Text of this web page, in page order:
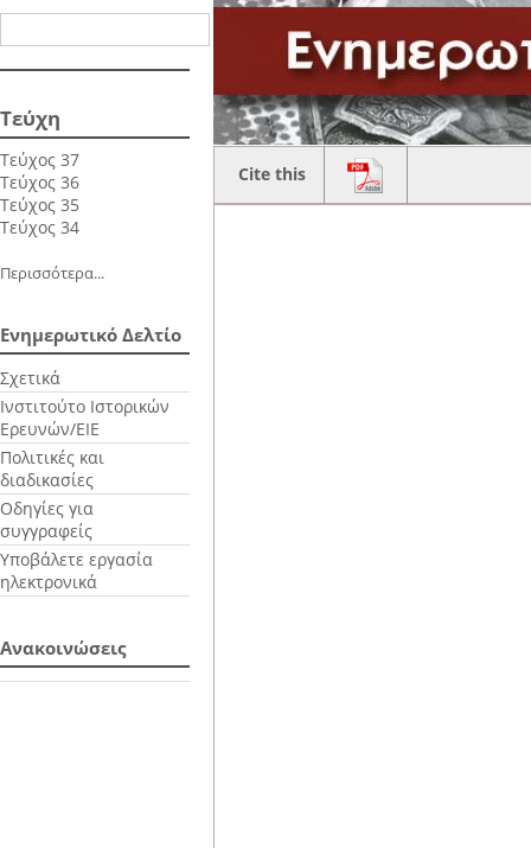
Τεύχη
Τεύχος 37
Τεύχος 36
Τεύχος 35
Τεύχος 34
Περισσότερα...
Ενημερωτικό Δελτίο
Σχετικά
Ινστιτούτο Ιστορικών
Ερευνών/ΕΙΕ
Πολιτικές και
διαδικασίες
Οδηγίες για
συγγραφείς
Υποβάλετε εργασία
ηλεκτρονικά
Ανακοινώσεις
Cite this